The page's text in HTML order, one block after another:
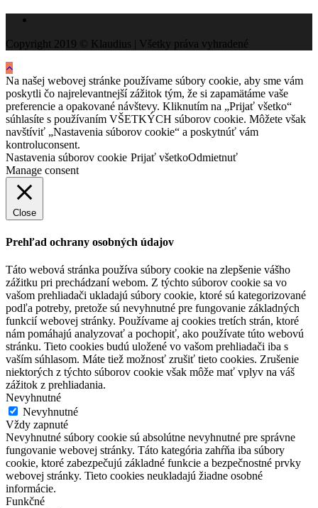
Copyright 2019 © Klaudius | Všetky práva vyhradené
Na našej webovej stránke používame súbory cookie, aby sme vám
poskytli čo najrelevantnejší zážitok tým, že si zapamätáme vaše
preferencie a opakované návštevy. Kliknutím na „Prijať všetko“
súhlasíte s používaním VŠETKÝCH súborov cookie. Môžete však
navštíviť „Nastavenia súborov cookie“ a poskytnúť vám
kontroluconsent.
Nastavenia súborov cookie Prijať všetkoOdmietnuť
Manage consent
Close
Prehľad ochrany osobných údajov
Táto webová stránka používa súbory cookie na zlepšenie vášho
zážitku pri prechádzaní webom. Z týchto súborov cookie sa vo
vašom prehliadači ukladajú súbory cookie, ktoré sú kategorizované
podľa potreby, pretože sú nevyhnutné pre fungovanie základných
funkcií webovej stránky. Používame aj cookies tretích strán, ktoré
nám pomáhajú analyzovať a pochopiť, ako používate túto webovú
stránku. Tieto cookies budú uložené vo vašom prehliadači iba s
vaším súhlasom. Máte tiež možnosť zrušiť tieto cookies. Zrušenie
niektorých z týchto súborov cookie však môže mať vplyv na váš
zážitok z prehliadania.
Nevyhnutné
Nevyhnutné
Vždy zapnuté
Nevyhnutné súbory cookie sú absolútne nevyhnutné pre správne
fungovanie webovej stránky. Táto kategória zahŕňa iba súbory
cookie, ktoré zabezpečujú základné funkcie a bezpečnostné prvky
webovej stránky. Tieto cookies neukladajú žiadne osobné
informácie.
Funkčné